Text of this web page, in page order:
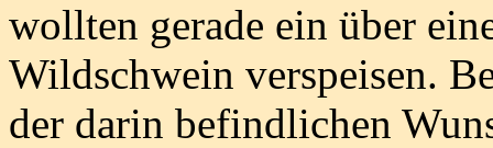
wollten gerade ein über
Wildschwein verspeisen.
der darin befindlichen